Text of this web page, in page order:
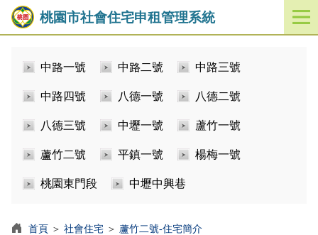
桃園市社會住宅申租管理系統
開
啟
中路一號 中路二號 中路三號
中路四號 八德一號 八德二號
八德三號 中壢一號 蘆竹一號
蘆竹二號 平鎮一號 楊梅一號
桃園東門段 中壢中興巷
首頁 ＞ 社會住宅 ＞ 蘆竹二號-住宅簡介